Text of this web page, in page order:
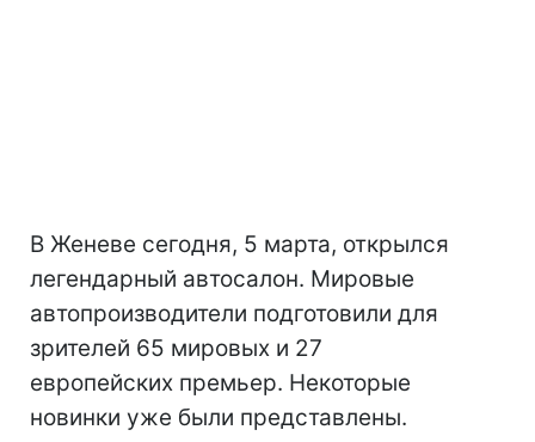
В Женеве сегодня, 5 марта, открылся
легендарный автосалон. Мировые
автопроизводители подготовили для
зрителей 65 мировых и 27
европейских премьер. Некоторые
новинки уже были представлены.